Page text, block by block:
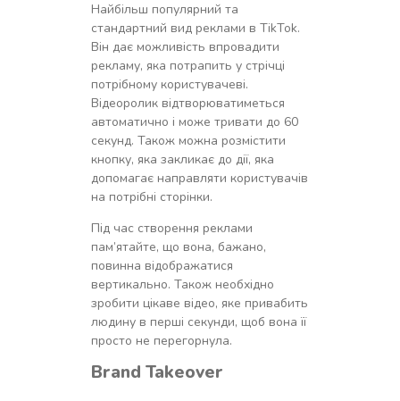
Найбільш популярний та
стандартний вид реклами в TikTok.
Він дає можливість впровадити
рекламу, яка потрапить у стрічці
потрібному користувачеві.
Відеоролик відтворюватиметься
автоматично і може тривати до 60
секунд. Також можна розмістити
кнопку, яка закликає до дії, яка
допомагає направляти користувачів
на потрібні сторінки.
Під час створення реклами
пам’ятайте, що вона, бажано,
повинна відображатися
вертикально. Також необхідно
зробити цікаве відео, яке привабить
людину в перші секунди, щоб вона її
просто не перегорнула.
Brand Takeover